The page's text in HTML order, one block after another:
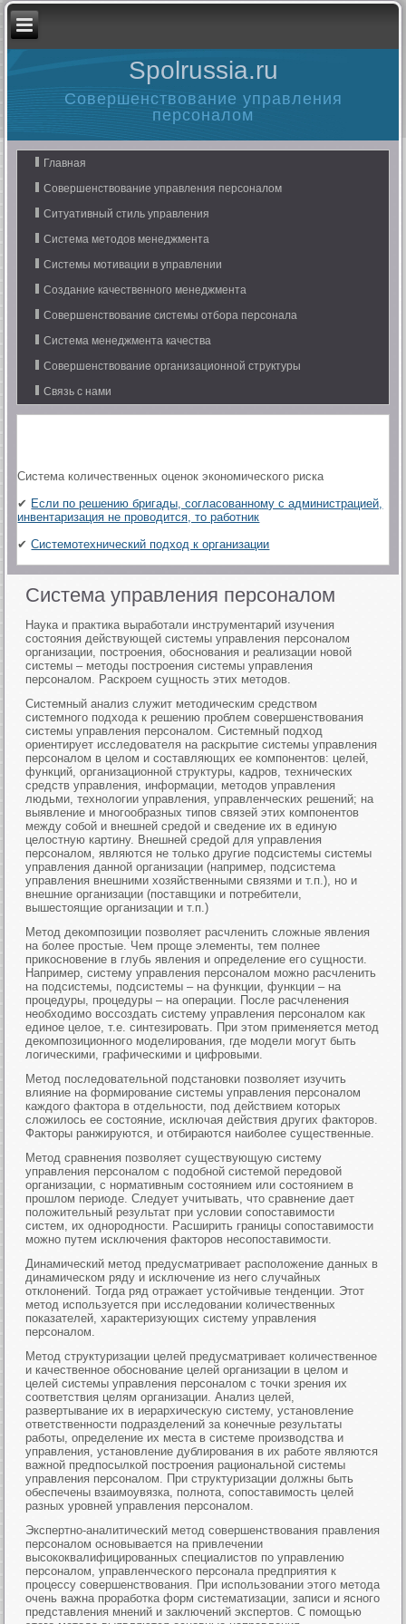
Spolrussia.ru
Совершенствование управления
персоналом
Главная
Совершенствование управления персоналом
Ситуативный стиль управления
Система методов менеджмента
Системы мотивации в управлении
Создание качественного менеджмента
Совершенствование системы отбора персонала
Система менеджмента качества
Совершенствование организационной структуры
Связь с нами
Система количественных оценок экономического риска
✔ Если по решению бригады, согласованному с администрацией,
инвентаризация не проводится, то работник
✔Системотехнический подход к организации
Система управления персоналом
Наука и практика выработали инструментарий изучения
состояния действующей системы управления персоналом
организации, построения, обоснования и реализации новой
системы – методы построения системы управления
персоналом. Раскроем сущность этих методов.
Системный анализ служит методическим средством
системного подхода к решению проблем совершенствования
системы управления персоналом. Системный подход
ориентирует исследователя на раскрытие системы управления
персоналом в целом и составляющих ее компонентов: целей,
функций, организационной структуры, кадров, технических
средств управления, информации, методов управления
людьми, технологии управления, управленческих решений; на
выявление и многообразных типов связей этих компонентов
между собой и внешней средой и сведение их в единую
целостную картину. Внешней средой для управления
персоналом, являются не только другие подсистемы системы
управления данной организации (например, подсистема
управления внешними хозяйственными связями и т.п.), но и
внешние организации (поставщики и потребители,
вышестоящие организации и т.п.)
Метод декомпозиции позволяет расчленить сложные явления
на более простые. Чем проще элементы, тем полнее
прикосновение в глубь явления и определение его сущности.
Например, систему управления персоналом можно расчленить
на подсистемы, подсистемы – на функции, функции – на
процедуры, процедуры – на операции. После расчленения
необходимо воссоздать систему управления персоналом как
единое целое, т.е. синтезировать. При этом применяется метод
декомпозиционного моделирования, где модели могут быть
логическими, графическими и цифровыми.
Метод последовательной подстановки позволяет изучить
влияние на формирование системы управления персоналом
каждого фактора в отдельности, под действием которых
сложилось ее состояние, исключая действия других факторов.
Факторы ранжируются, и отбираются наиболее существенные.
Метод сравнения позволяет существующую систему
управления персоналом с подобной системой передовой
организации, с нормативным состоянием или состоянием в
прошлом периоде. Следует учитывать, что сравнение дает
положительный результат при условии сопоставимости
систем, их однородности. Расширить границы сопоставимости
можно путем исключения факторов несопоставимости.
Динамический метод предусматривает расположение данных в
динамическом ряду и исключение из него случайных
отклонений. Тогда ряд отражает устойчивые тенденции. Этот
метод используется при исследовании количественных
показателей, характеризующих систему управления
персоналом.
Метод структуризации целей предусматривает количественное
и качественное обоснование целей организации в целом и
целей системы управления персоналом с точки зрения их
соответствия целям организации. Анализ целей,
развертывание их в иерархическую систему, установление
ответственности подразделений за конечные результаты
работы, определение их места в системе производства и
управления, установление дублирования в их работе являются
важной предпосылкой построения рациональной системы
управления персоналом. При структуризации должны быть
обеспечены взаимоувязка, полнота, сопоставимость целей
разных уровней управления персоналом.
Экспертно-аналитический метод совершенствования правления
персоналом основывается на привлечении
высококвалифицированных специалистов по управлению
персоналом, управленческого персонала предприятия к
процессу совершенствования. При использовании этого метода
очень важна проработка форм систематизации, записи и ясного
представления мнений и заключений экспертов. С помощью